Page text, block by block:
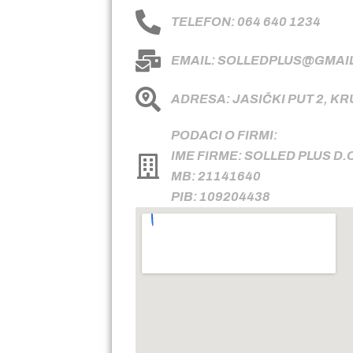
TELEFON: 064 640 1234
EMAIL:
ADRESA: JASIČKI PUT 2,
PODACI O FIRMI:
IME FIRME: SOLLED PLUS
MB: 21141640
PIB: 109204438